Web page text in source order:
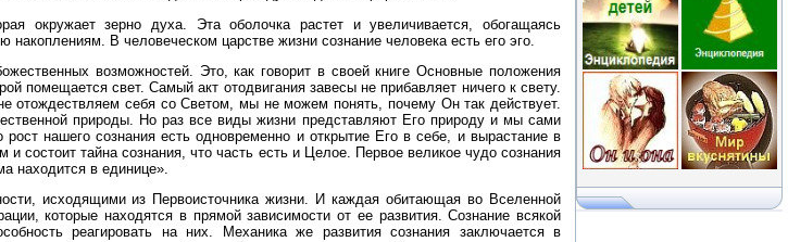
окружает зерно духа. Эта оболочка растет и увеличивается, обогащаясь
В человеческом царстве жизни сознание человека есть его эго.
возможностей. Это, как говорит в своей книге Основные положения
помещается свет. Самый акт отодвигания завесы не прибавляет ничего к свету.
отождествляем себя со Светом, мы не можем понять, почему Он так действует.
природы. Но раз все виды жизни представляют Его природу и мы сами
нашего сознания есть одновременно и открытие Его в себе, и вырастание в
состоит тайна сознания, что часть есть и Целое. Первое великое чудо сознания
находится в единице».
исходящими из Первоисточника жизни. И каждая обитающая во Вселенной
которые находятся в прямой зависимости от ее развития. Сознание всякой
реагировать на них. Механика же развития сознания заключается в